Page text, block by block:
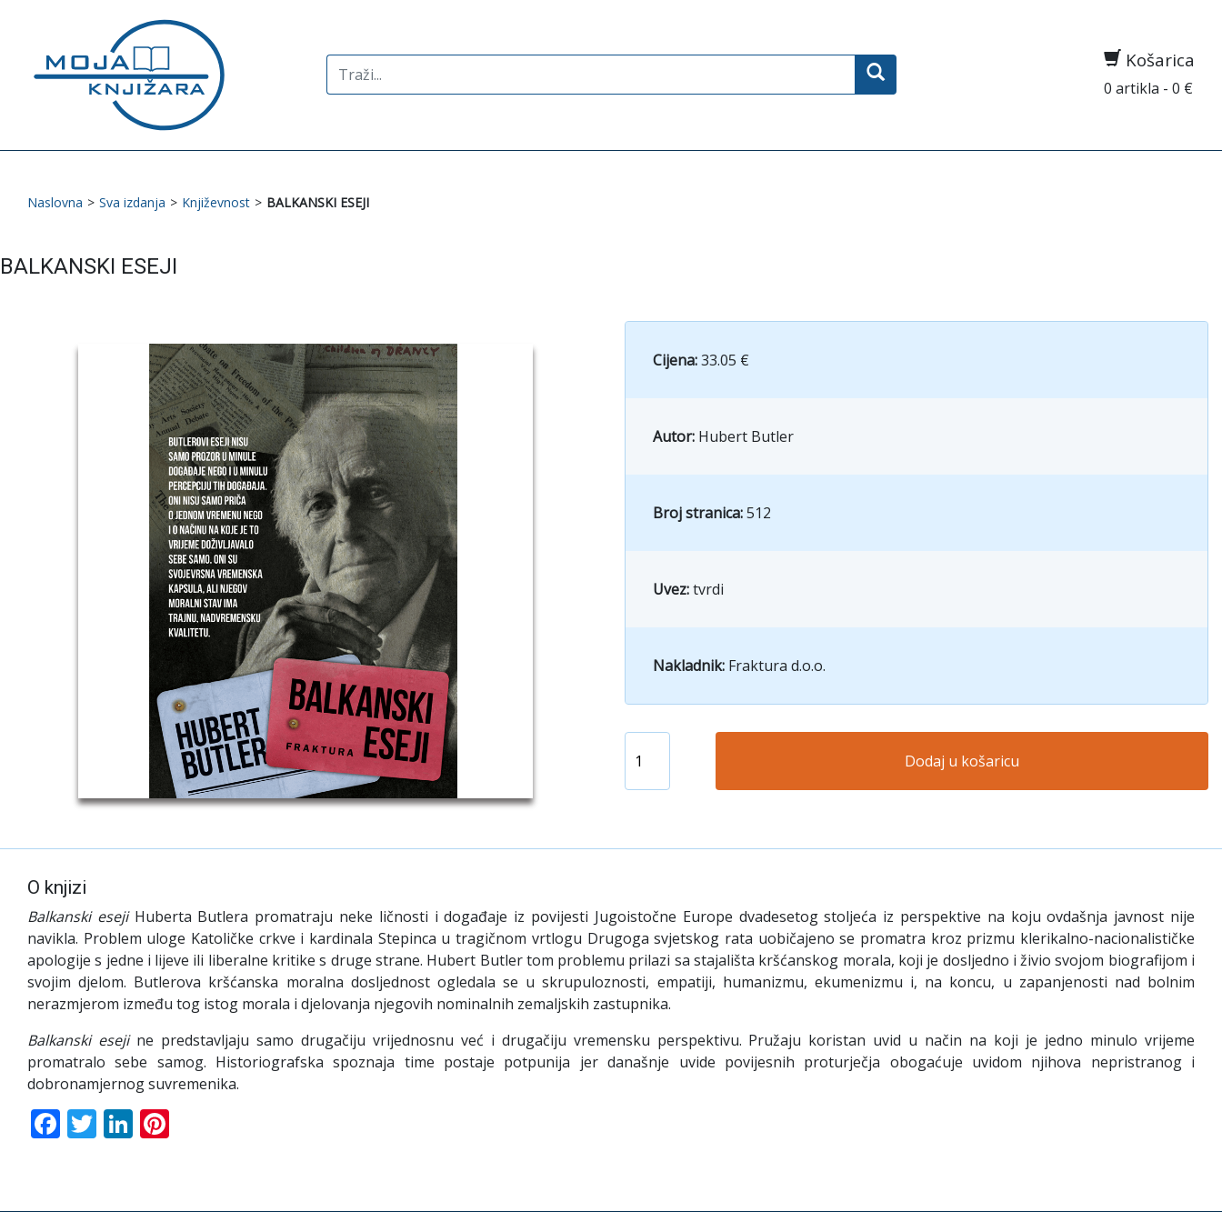
Search
for:
Košarica
0 artikla - 0 €
Naslovna > Sva izdanja > Književnost > BALKANSKI ESEJI
BALKANSKI ESEJI
Cijena:33.05 €
Autor: Hubert Butler
Broj stranica:512
Uvez:tvrdi
Nakladnik: Fraktura d.o.o.
Dodaj u košaricu
O knjizi
Balkanski esejiHuberta Butlera promatraju neke ličnosti i događaje iz povijesti Jugoistočne Europe dvadesetog stoljeća iz perspektive na koju ovdašnja javnost nije
navikla. Problem uloge Katoličke crkve i kardinala Stepinca u tragičnom vrtlogu Drugoga svjetskog rata uobičajeno se promatra kroz prizmu klerikalno-nacionalističke
apologije s jedne i lijeve ili liberalne kritike s druge strane. Hubert Butler tom problemu prilazi sa stajališta kršćanskog morala, koji je dosljedno i živio svojom biografijom i
svojim djelom. Butlerova kršćanska moralna dosljednost ogledala se u skrupuloznosti, empatiji, humanizmu, ekumenizmu i, na koncu, u zapanjenosti nad bolnim
nerazmjerom između tog istog morala i djelovanja njegovih nomi­nalnih zemaljskih zastupnika.
Balkanski esejine predstavljaju samo drugačiju vrijed­nosnu već i drugačiju vremensku perspektivu. Pružaju koristan uvid u način na koji je jedno minulo vrijeme
promatralo sebe samog. Historiografska spoznaja time postaje potpunija jer današnje uvide povijesnih proturječja obogaćuje uvidom njihova nepristranog i
dobronamjernog suvremenika.
Facebook
TwitterLinkedIn